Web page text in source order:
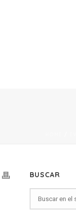
BUSCAR